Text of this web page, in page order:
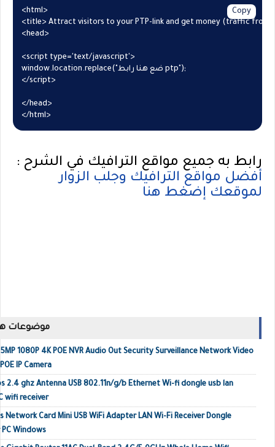
<html>
<title> Attract visitors to your PTP-link and get money (traffic from
<head>
<script type='text/javascript'>
window.location.replace("ضع هنا رابط ptp");
</script>
</head>
Copy
رابط به جميع مواقع الترافيك في الشرح :
أفضل مواقع الترافيك وجلب الزوار
لموقعك إضغط هنا
موضوعات
1080P 4K POE NVR Audio Out Security Surveillance Network Video
IP Camera
2.4 ghz Antenna USB 802.11n/g/b Ethernet Wi-fi dongle usb lan
wifi receiver
Network Card Mini USB WiFi Adapter LAN Wi-Fi Receiver Dongle
Windows